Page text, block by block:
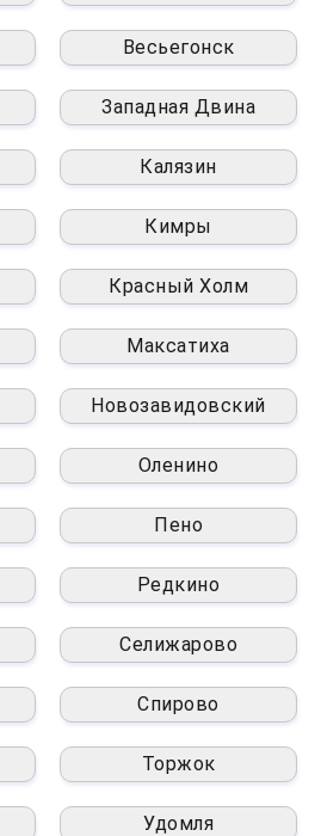
Весьегонск
Западная Двина
Калязин
Кимры
Красный Холм
Максатиха
Новозавидовский
Оленино
Пено
Редкино
Селижарово
Спирово
Торжок
Удомля